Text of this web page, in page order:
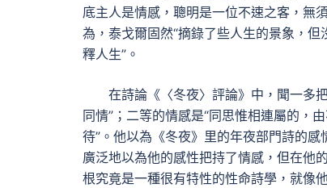
底主人是情感，聰明是一位不速之客，無
為，泰戈爾固然“摘錄了些人生的景象，但
釋人生”。
在詩論《〈冬夜〉評論》中，聞一多
同情”；二等的情感是“同思惟相連屬的，
待”。他以為《冬夜》里的年夜部門詩的
廣泛地以為他的感性把持了情感，但在他
根究竟是一種很有特性的性命詩學，就像